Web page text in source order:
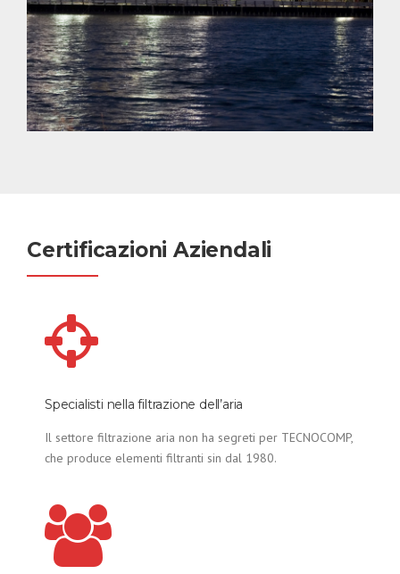
Certificazioni Aziendali
Specialisti nella filtrazione dell’aria
Il settore filtrazione aria non ha segreti per TECNOCOMP,
che produce elementi filtranti sin dal 1980.